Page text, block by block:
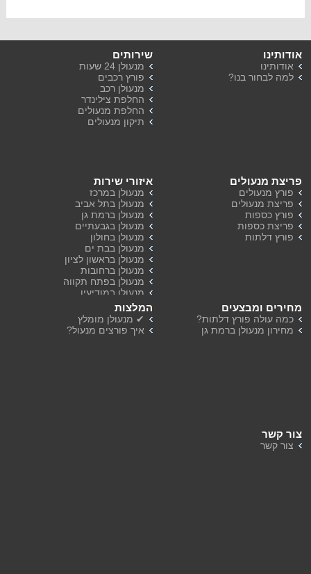
אודותינו
אודותינו
למה לבחור בנו?
שירותים
מנעולן 24 שעות
פורץ רכבים
מנעולן רכב
החלפת צילינדר
החלפת מנעולים
תיקון מנעולים
פריצת מנעולים
פורץ מנעולים
פריצת מנעולים
פורץ כספות
פריצת כספות
פורץ דלתות
איזורי שירות
מנעולן במרכז
מנעולן בתל אביב
מנעולן ברמת גן
מנעולן בגבעתיים
מנעולן בחולון
מנעולן בבת ים
מנעולן בראשון לציון
מנעולן ברחובות
מנעולן בפתח תקווה
מנעולן במודיעין
מנעולן ברמת השרון
מנעולן בהוד השרון
מחירים ומבצעים
כמה עולה פורץ דלתות?
מחירון מנעולן ברמת גן
המלצות
✔ מנעולן מומלץ
איך פורצים מנעול?
צור קשר
צור קשר